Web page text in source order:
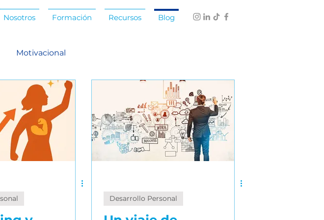
Nosotros Formación Recursos Blog
Motivacional
Coaching profesional
ejecutivas Habilidades conversacionales
Desarrollo Personal